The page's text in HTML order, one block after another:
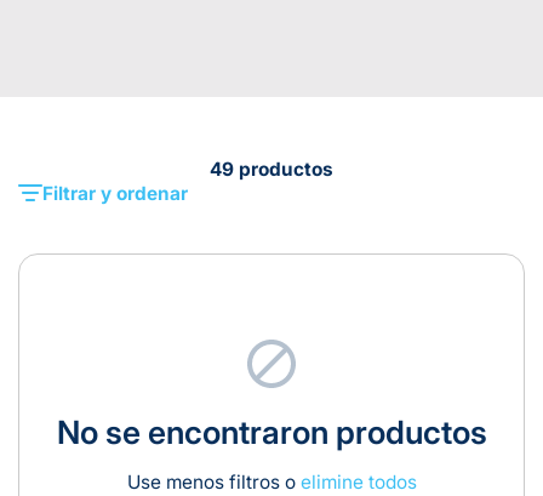
Filtrar y ordenar
49 productos
No se encontraron productos
Use menos filtros o elimine todos